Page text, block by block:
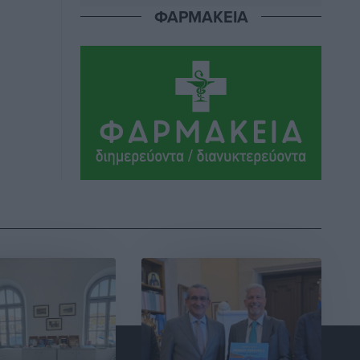
βάσανα της προετοιμασίας
πριν 14 ώρες
Εθνικός Αρχίπολης: Μεγάλο βήμα
προόδου η ίδρυση Ακαδημίας
πριν 14 ώρες
ΠΑΜΕ ΣΤΟΙΧΗΜΑ: Περισσότερα από 95
εκατομμύρια ευρώ σε κέρδη μοίρασε
τον Ιούλιο
πριν 15 ώρες
ΦΑΡΜΑΚΕΙΑ